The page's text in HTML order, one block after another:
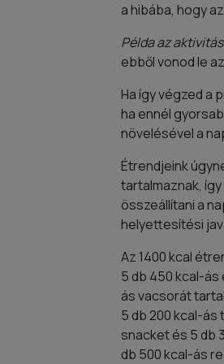
a hibába, hogy
Példa az
ebből vonod le
Ha így végzed a
ha ennél
növelésével a
Étrendjeink
tartalmaznak,
összeállítani a
helyettesítési
Az 1400 kcal
5 db 450 kcal-ás
ás vacsorát
5 db 200 kcal-ás
snacket és 5 db
db 500 kcal-ás